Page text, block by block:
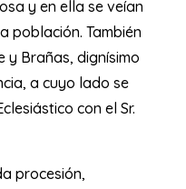
y en ella se veían
población. También
y Brañas, dignísimo
a cuyo lado se
con el Sr.
procesión,